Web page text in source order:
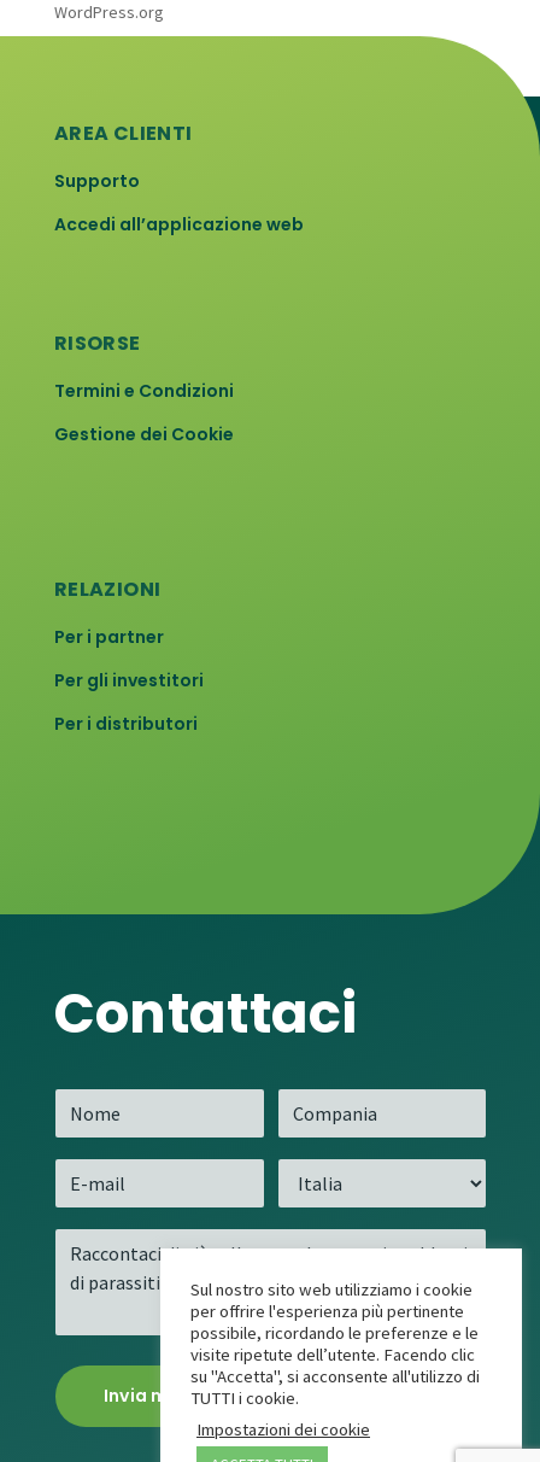
WordPress.org
AREA CLIENTI
Supporto
Accedi all’applicazione web
RISORSE
Termini e Condizioni
Gestione dei Cookie
RELAZIONI
Per i partner
Per gli investitori
Per i distributori
Contattaci
Sul nostro sito web utilizziamo i cookie
per offrire l'esperienza più pertinente
possibile, ricordando le preferenze e le
visite ripetute dell’utente. Facendo clic
su "Accetta", si acconsente all'utilizzo di
TUTTI i cookie.
Impostazioni dei cookie